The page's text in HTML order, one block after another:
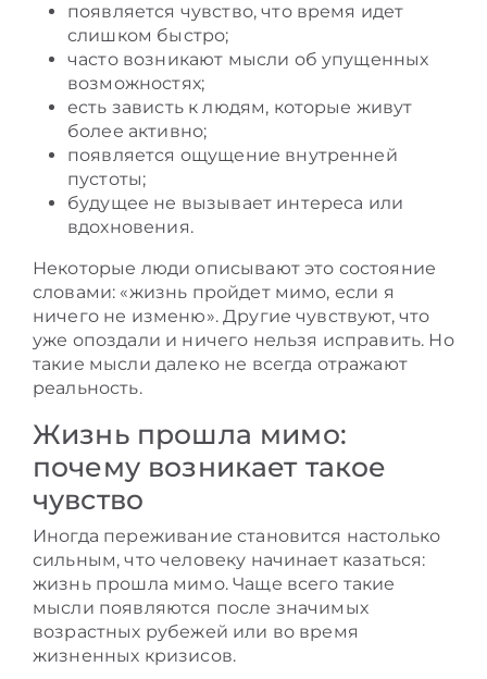
появляется чувство, что время идет
слишком быстро;
часто возникают мысли об упущенных
возможностях;
есть зависть к людям, которые живут
более активно;
появляется ощущение внутренней
пустоты;
будущее не вызывает интереса или
вдохновения.
Некоторые люди описывают это состояние
словами: «жизнь пройдет мимо, если я
ничего не изменю». Другие чувствуют, что
уже опоздали и ничего нельзя исправить. Но
такие мысли далеко не всегда отражают
реальность.
Жизнь прошла мимо:
почему возникает такое
чувство
Иногда переживание становится настолько
сильным, что человеку начинает казаться:
жизнь прошла мимо. Чаще всего такие
мысли появляются после значимых
возрастных рубежей или во время
жизненных кризисов.